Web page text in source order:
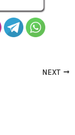
NEXT